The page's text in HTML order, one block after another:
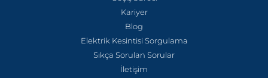
Kariyer
Blog
Elektrik Kesintisi Sorgulama
Sıkça Sorulan Sorular
İletişim